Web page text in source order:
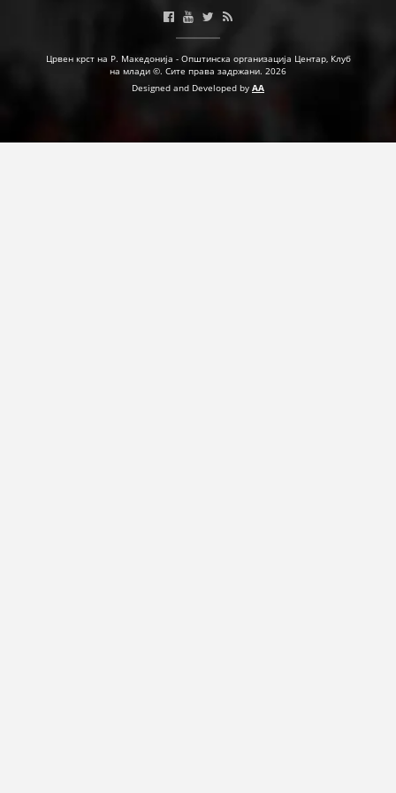
Црвен крст на Р. Македонија - Општинска организација Центар, Клуб
на млади ©. Сите права задржани. 2026
Designed and Developed by AA